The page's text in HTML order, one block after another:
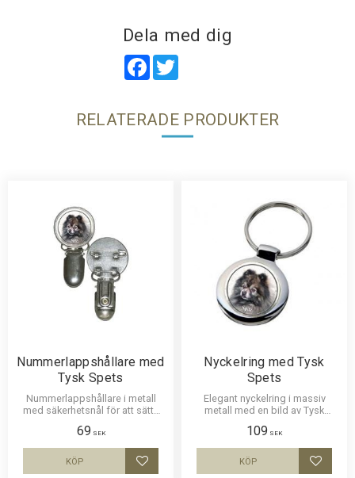
Dela med dig
Facebook
RELATERADE PRODUKTER
Nummerlappshållare med
Tysk Spets
Nummerlappshållare i metall
med säkerhetsnål för att sätta
klämma för nummerlappen.
Bilden är ca 27mm i diameter
och laminerad för att vara hållbar
och ge ett uttryck av djup i
69 SEK
Lägg till i favoriter
KÖP
Nyckelring med Tysk
Spets
Elegant nyckelring i massiv
metall med en bild av Tysk
diameter och laminerad för att
vara hållbar och ge ett intryck av
djup i bilden.
109 SEK
Lägg
KÖP